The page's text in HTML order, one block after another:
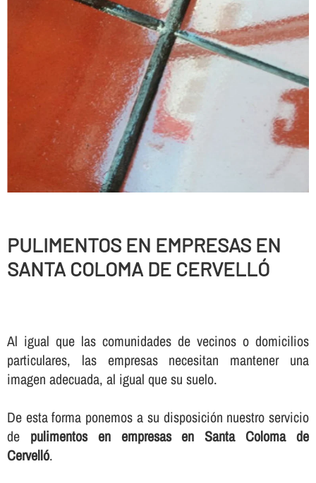
PULIMENTOS EN EMPRESAS EN
SANTA COLOMA DE CERVELLÓ
Al igual que las comunidades de vecinos o domicilios
particulares, las empresas necesitan mantener una
imagen adecuada, al igual que su suelo.
De esta forma ponemos a su disposición nuestro servicio
de pulimentos en empresas en Santa Coloma de
Cervelló.